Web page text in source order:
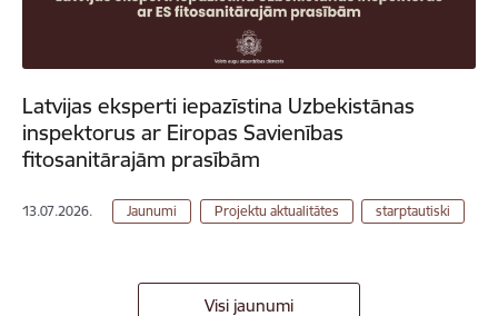
Latvijas eksperti iepazīstina Uzbekistānas
inspektorus ar Eiropas Savienības
fitosanitārajām prasībām
13.07.2026. Jaunumi Projektu aktualitātes starptautiski
Visi jaunumi